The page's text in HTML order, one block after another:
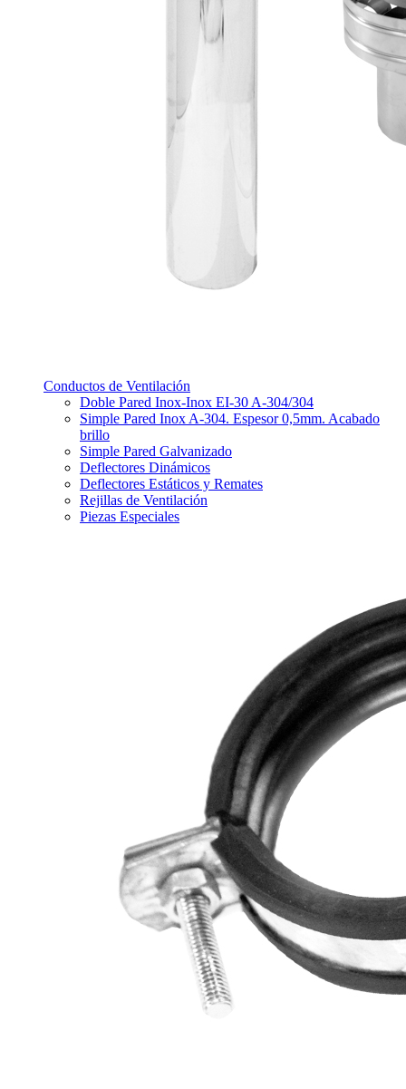
Conductos de Ventilación
Doble Pared Inox-Inox EI-30 A-304/304
Simple Pared Inox A-304. Espesor 0,5mm. Acabado
brillo
Simple Pared Galvanizado
Deflectores Dinámicos
Deflectores Estáticos y Remates
Rejillas de Ventilación
Piezas Especiales